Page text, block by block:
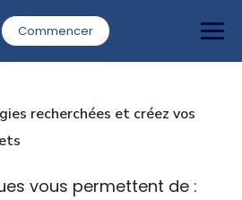
Commencer
recherchées et créez vos
vous permettent de :